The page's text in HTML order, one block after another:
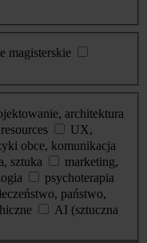
magisterskie
architektura
UX,
obce, komunikacja
sztuka
marketing,
psychoterapia
państwo,
AI (sztuczna